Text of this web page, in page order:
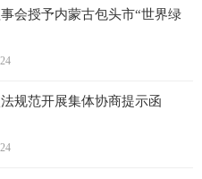
会授予内蒙古包头市“世界绿
规范开展集体协商提示函